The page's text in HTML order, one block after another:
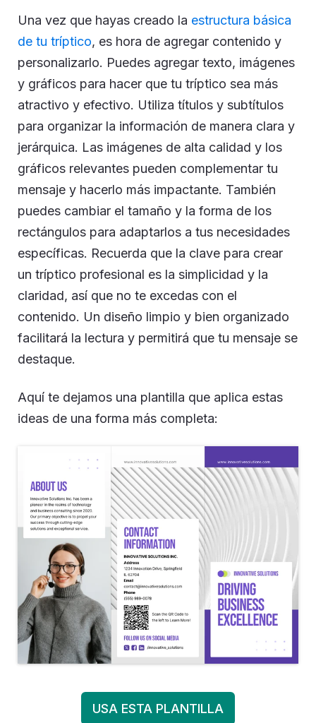
Una vez que hayas creado la estructura básica
de tu tríptico, es hora de agregar contenido y
personalizarlo. Puedes agregar texto, imágenes
y gráficos para hacer que tu tríptico sea más
atractivo y efectivo. Utiliza títulos y subtítulos
para organizar la información de manera clara y
jerárquica. Las imágenes de alta calidad y los
gráficos relevantes pueden complementar tu
mensaje y hacerlo más impactante. También
puedes cambiar el tamaño y la forma de los
rectángulos para adaptarlos a tus necesidades
específicas. Recuerda que la clave para crear
un tríptico profesional es la simplicidad y la
claridad, así que no te excedas con el
contenido. Un diseño limpio y bien organizado
facilitará la lectura y permitirá que tu mensaje se
destaque.
Aquí te dejamos una plantilla que aplica estas
ideas de una forma más completa:
USA ESTA PLANTILLA